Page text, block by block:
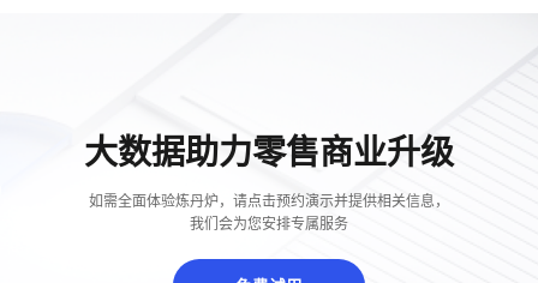
大数据助力零售商业升级
如需全面体验炼丹炉，请点击预约演示并提供相关信息，
我们会为您安排专属服务